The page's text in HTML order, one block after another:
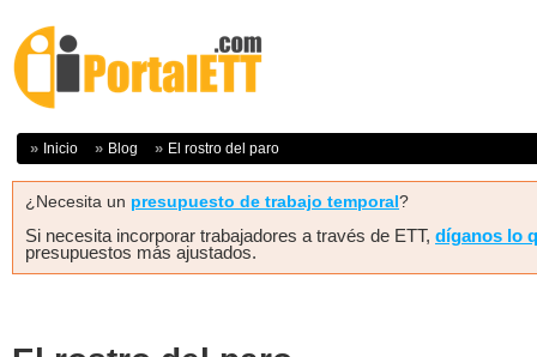
Inicio Blog El rostro del paro
¿Necesita un presupuesto de trabajo temporal ?
Si necesita incorporar trabajadores a través de ETT, díganos lo
presupuestos más ajustados.